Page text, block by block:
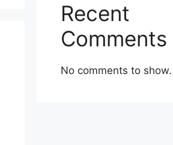
Recent
Comments
No comments to show.